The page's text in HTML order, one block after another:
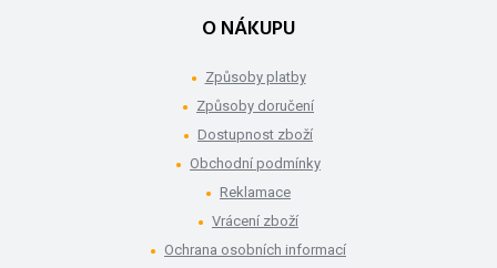
O NÁKUPU
Způsoby platby
Způsoby doručení
Dostupnost zboží
Obchodní podmínky
Reklamace
Vrácení zboží
Ochrana osobních informací